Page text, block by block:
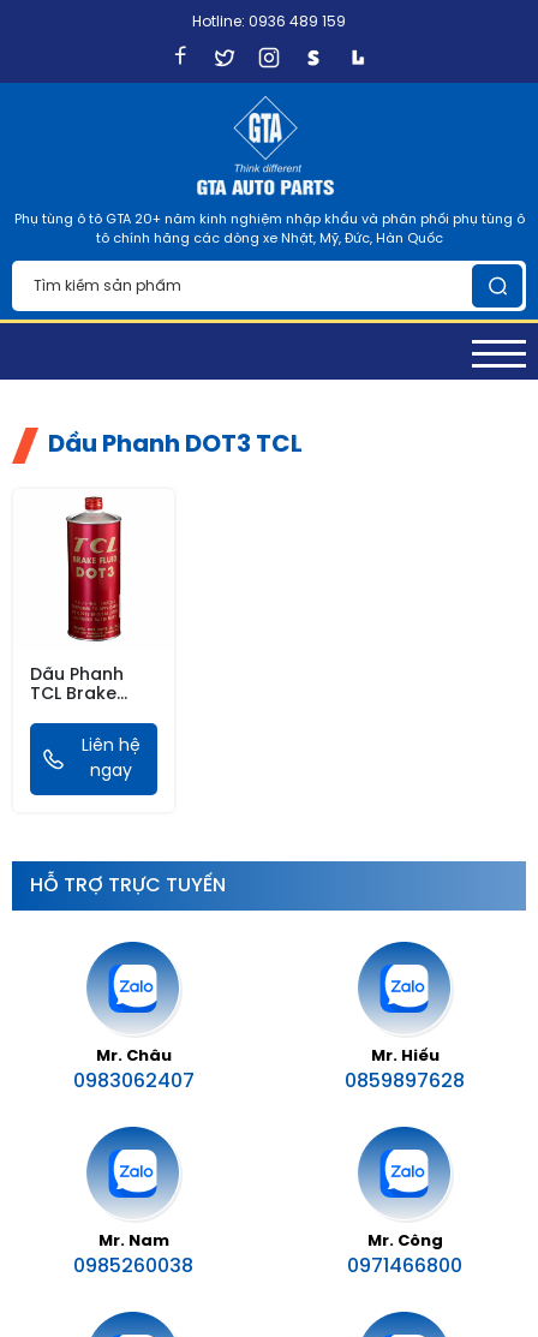
Hotline: 0936 489 159
Phụ tùng ô tô GTA 20+ năm kinh nghiệm nhập khẩu và phân phối phụ tùng ô
tô chính hãng các dòng xe Nhật, Mỹ, Đức, Hàn Quốc
Dầu Phanh DOT3 TCL
HỖ TRỢ TRỰC TUYẾN
Mr. Châu
0983062407
Mr. Hiếu
0859897628
Mr. Nam
0985260038
Mr. Công
0971466800
Dầu Phanh
TCL Brake
1LX20
Liên hệ
ngay